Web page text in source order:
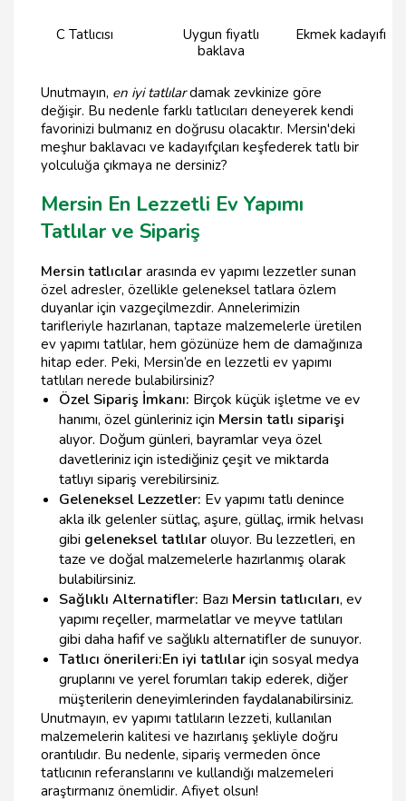
C Tatlıcısı
Uygun fiyatlı
baklava
Ekmek kadayıfı
Unutmayın, en iyi tatlılardamak zevkinize göre
değişir. Bu nedenle farklı tatlıcıları deneyerek kendi
favorinizi bulmanız en doğrusu olacaktır. Mersin'deki
meşhur baklavacı ve kadayıfçıları keşfederek tatlı bir
yolculuğa çıkmaya ne dersiniz?
Mersin En Lezzetli Ev Yapımı
Tatlılar ve Sipariş
Mersin tatlıcılar arasında ev yapımı lezzetler sunan
özel adresler, özellikle geleneksel tatlara özlem
duyanlar için vazgeçilmezdir. Annelerimizin
tarifleriyle hazırlanan, taptaze malzemelerle üretilen
ev yapımı tatlılar, hem gözünüze hem de damağınıza
hitap eder. Peki, Mersin’de en lezzetli ev yapımı
tatlıları nerede bulabilirsiniz?
Özel Sipariş İmkanı: Birçok küçük işletme ve ev
hanımı, özel günleriniz için Mersin tatlı siparişi
alıyor. Doğum günleri, bayramlar veya özel
davetleriniz için istediğiniz çeşit ve miktarda
tatlıyı sipariş verebilirsiniz.
Geleneksel Lezzetler: Ev yapımı tatlı denince
akla ilk gelenler sütlaç, aşure, güllaç, irmik helvası
gibi geleneksel tatlılaroluyor. Bu lezzetleri, en
taze ve doğal malzemelerle hazırlanmış olarak
bulabilirsiniz.
Sağlıklı Alternatifler: Bazı Mersin tatlıcıları, ev
yapımı reçeller, marmelatlar ve meyve tatlıları
gibi daha hafif ve sağlıklı alternatifler de sunuyor.
Tatlıcı önerileri:En iyi tatlılariçin sosyal medya
gruplarını ve yerel forumları takip ederek, diğer
müşterilerin deneyimlerinden faydalanabilirsiniz.
Unutmayın, ev yapımı tatlıların lezzeti, kullanılan
malzemelerin kalitesi ve hazırlanış şekliyle doğru
orantılıdır. Bu nedenle, sipariş vermeden önce
tatlıcının referanslarını ve kullandığı malzemeleri
araştırmanız önemlidir. Afiyet olsun!